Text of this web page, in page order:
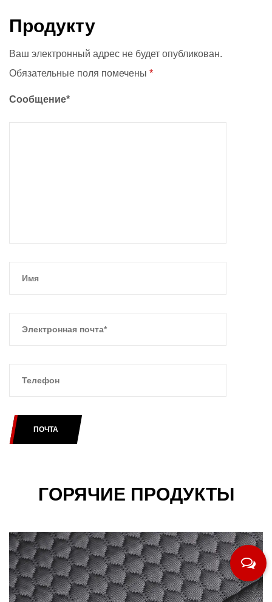
Продукту
Ваш электронный адрес не будет опубликован.
Обязательные поля помечены *
Сообщение*
ПОЧТА
ГОРЯЧИЕ ПРОДУКТЫ